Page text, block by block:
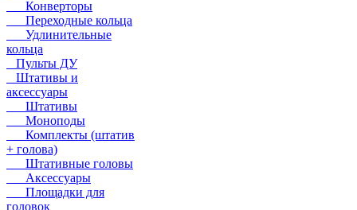
Конверторы
Переходные кольца
Удлинительные
кольца
Пульты ДУ
Штативы и
аксессуары
Штативы
Моноподы
Комплекты (штатив
+ голова)
Штативные головы
Аксессуары
Площадки для
головок